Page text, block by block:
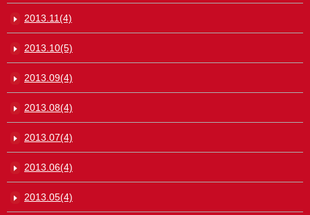
2013.11(4)
2013.10(5)
2013.09(4)
2013.08(4)
2013.07(4)
2013.06(4)
2013.05(4)